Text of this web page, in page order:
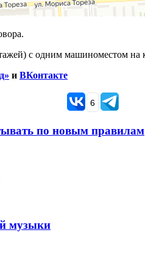
с одним машиноместом
и ВКонтакте
6
по новым правилам
музыки